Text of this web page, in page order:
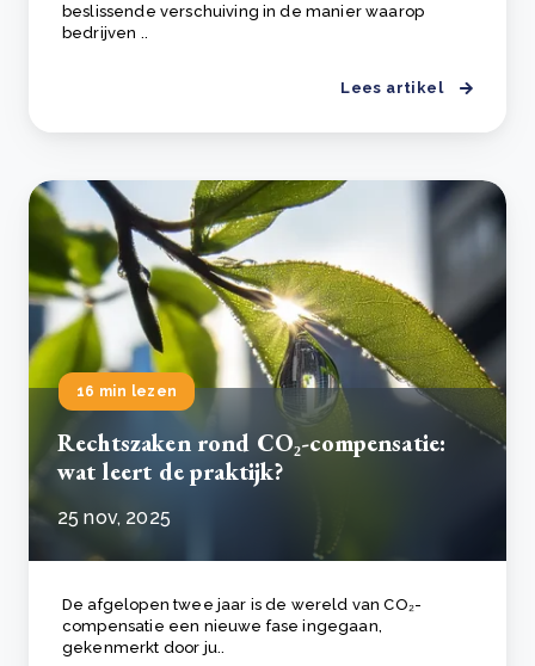
beslissende verschuiving in de manier waarop
bedrijven ..
Lees artikel
16 min lezen
Rechtszaken rond CO₂-compensatie:
wat leert de praktijk?
25 nov, 2025
De afgelopen twee jaar is de wereld van CO₂-
compensatie een nieuwe fase ingegaan,
gekenmerkt door ju..